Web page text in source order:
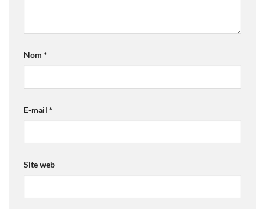
Nom *
E-mail *
Site web